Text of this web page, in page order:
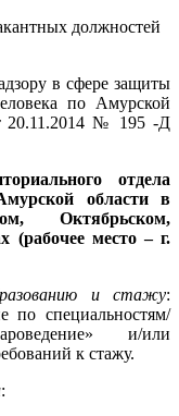
должностей
в сфере защиты
по Амурской
20.11.2014 № 195 -Д
отдела
области в
Октябрьском,
(рабочее место – г.
и стажу:
по специальностям/
и/или
к стажу.
: